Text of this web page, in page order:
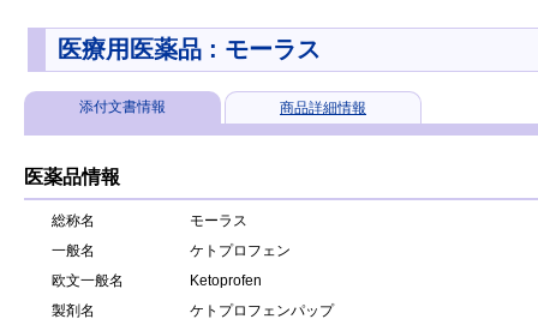
医療用医薬品 : モーラス
添付文書情報 商品詳細情報
医薬品情報
総称名
モーラス
一般名
ケトプロフェン
欧文一般名
Ketoprofen
製剤名
ケトプロフェンパップ